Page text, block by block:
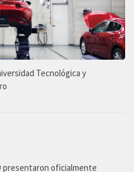
Tecnológica y
presentaron oficialmente